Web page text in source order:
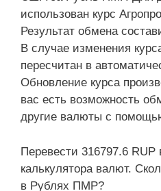
использован курс
Результат обмена
В случае изменения
пересчитан в
Обновление курса
вас есть возможность
другие валюты с
Перевести 316797.6
калькулятора валют.
в Рублях ПМР?